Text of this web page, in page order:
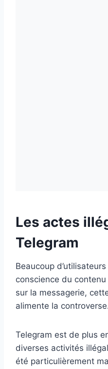
Les actes
Telegram
Beaucoup
conscience du contenu
sur la messagerie,
alimente la
Telegram est de plus
diverses activités
été particulièrement